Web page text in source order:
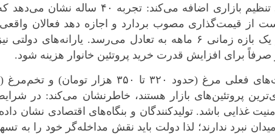
وی با انتقاد از سیاست‌های تنظیم بازاری اضافه
قیمت‌گذاری مصوب بردارد و اجازه دهد فعالان واقعی
فعالیت کنند، بازار نهایتا در یک بازه زمانی ۶ ماهه به تعادل می‌رسد.
صرفاً برای افزایش قدرت خرید پروتئین خانوار هزینه شود.
پروتئین‌های بازار هستند، خاطرنشان می‌کند: در
غذایی باشد. تولیدکنندگان و بنگاه‌های اقتصادی نشان
نبرد ندارند؛ لذا دولت باید نقش مداخله‌گر خود را به